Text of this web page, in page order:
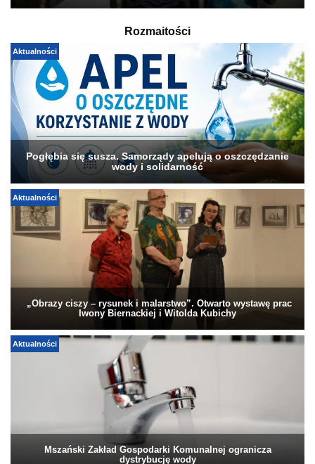
Rozmaitości
Aktualności
Pogłębia się susza. Samorządy apelują o oszczędzanie
wody i solidarność
Aktualności
„Obrazy ciszy – rysunek i malarstwo”. Otwarto wystawę prac
Iwony Biernackiej i Witolda Kubichy
Aktualności
Mszański Zakład Gospodarki Komunalnej ogranicza
dystrybucję wody